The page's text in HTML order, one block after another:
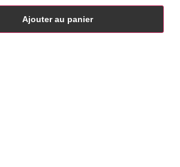
Ajouter au panier